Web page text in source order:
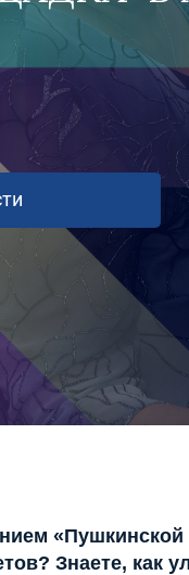
«Пушкинской
Знаете, как